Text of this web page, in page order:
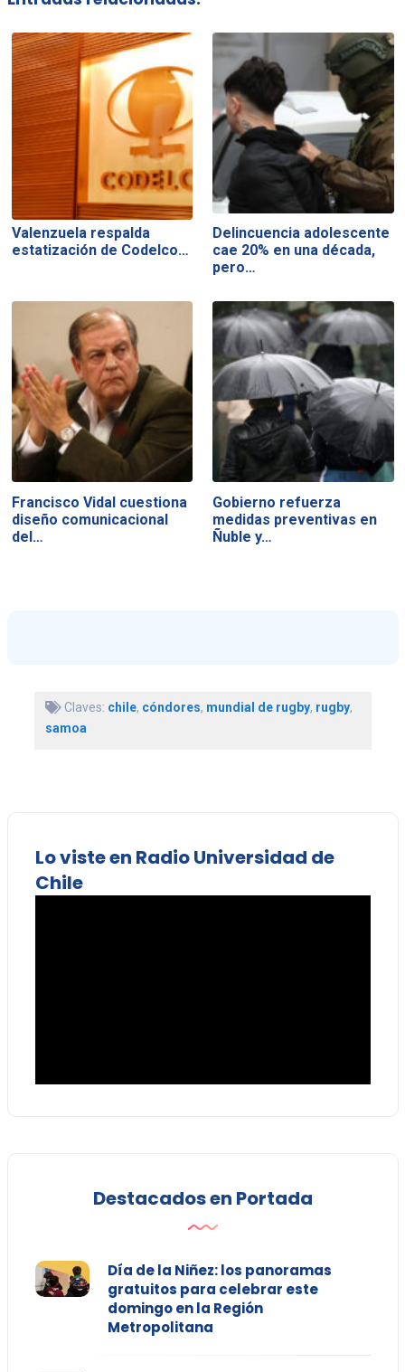
Valenzuela respalda
estatización de Codelco…
Delincuencia adolescente
cae 20% en una década,
pero…
Francisco Vidal cuestiona
diseño comunicacional
del…
Gobierno refuerza
medidas preventivas en
Ñuble y…
Claves: chile, cóndores, mundial de rugby, rugby,
samoa
Lo viste en Radio Universidad de
Chile
Destacados en Portada
Día de la Niñez: los panoramas
gratuitos para celebrar este
domingo en la Región
Metropolitana